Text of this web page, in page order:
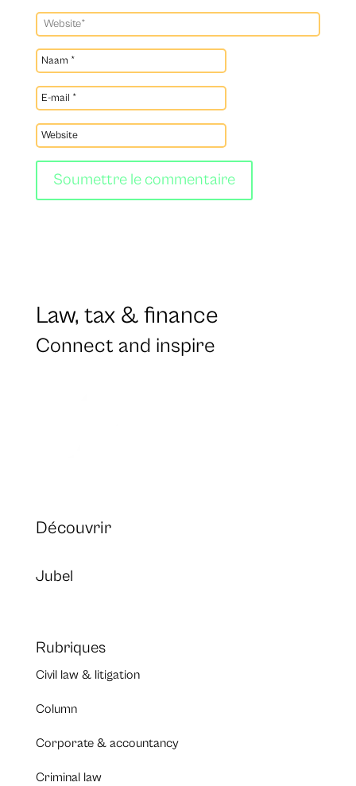
Soumettre le commentaire
Law, tax & finance
Connect and inspire
Découvrir
Jubel
Rubriques
Civil law & litigation
Column
Corporate & accountancy
Criminal law